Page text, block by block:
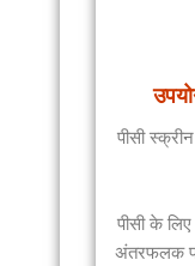
पीसी
पीसी के
अंतरफलक